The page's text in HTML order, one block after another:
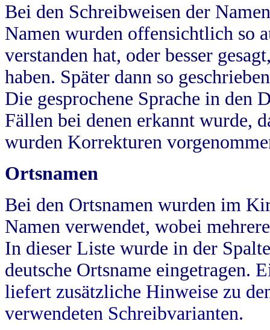
Bei den Schreibweisen der
Namen wurden offensichtlich so
verstanden hat, oder besser
haben. Später dann so
Die gesprochene Sprache in
Fällen bei denen erkannt wurde,
wurden Korrekturen
Ortsnamen
Bei den Ortsnamen wurden im
Namen verwendet, wobei
In dieser Liste wurde in der
deutsche Ortsname eingetragen.
liefert zusätzliche Hinweise zu
verwendeten Schreibvarianten.